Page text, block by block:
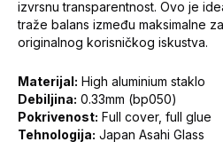
izvrsnu transparentnost. Ovo je
traže balans između maksimalne
originalnog korisničkog iskustva.
Materijal: High aluminium staklo
Debiljina: 0.33mm (bp050)
Pokrivenost: Full cover, full glue
Tehnologija: Japan Asahi Glass